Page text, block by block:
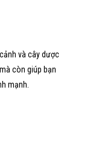
và cây dược
còn giúp bạn
mạnh.